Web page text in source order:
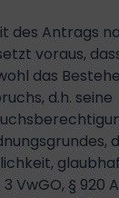
des Antrags
voraus,
das
d.h. seine
VwGO, § 920